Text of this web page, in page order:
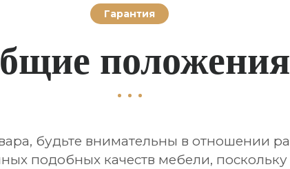
Гарантия
положения
будьте внимательны в отношении
подобных качеств мебели, поскольку